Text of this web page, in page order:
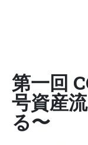
第一回
号資産
る〜